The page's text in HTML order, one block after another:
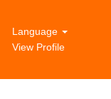
Language
View Profile